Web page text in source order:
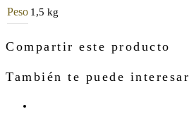
Peso 1,5 kg
Compartir este producto
También te puede interesar